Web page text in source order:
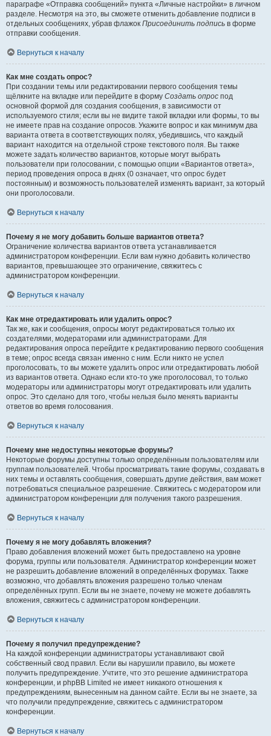
параграфе «Отправка сообщений» пункта «Личные настройки» в личном
разделе. Несмотря на это, вы сможете отменить добавление подписи в
отдельных сообщениях, убрав флажок Присоединить подпись в форме
отправки сообщения.
Вернуться к началу
Как мне создать опрос?
При создании темы или редактировании первого сообщения темы
щёлкните на вкладке или перейдите в форму Создать опрос под
основной формой для создания сообщения, в зависимости от
используемого стиля; если вы не видите такой вкладки или формы, то вы
не имеете прав на создание опросов. Укажите вопрос и как минимум два
варианта ответа в соответствующих полях, убедившись, что каждый
вариант находится на отдельной строке текстового поля. Вы также
можете задать количество вариантов, которые могут выбрать
пользователи при голосовании, с помощью опции «Вариантов ответа»,
период проведения опроса в днях (0 означает, что опрос будет
постоянным) и возможность пользователей изменять вариант, за который
они проголосовали.
Вернуться к началу
Почему я не могу добавить больше вариантов ответа?
Ограничение количества вариантов ответа устанавливается
администратором конференции. Если вам нужно добавить количество
вариантов, превышающее это ограничение, свяжитесь с
администратором конференции.
Вернуться к началу
Как мне отредактировать или удалить опрос?
Так же, как и сообщения, опросы могут редактироваться только их
создателями, модераторами или администраторами. Для
редактирования опроса перейдите к редактированию первого сообщения
в теме; опрос всегда связан именно с ним. Если никто не успел
проголосовать, то вы можете удалить опрос или отредактировать любой
из вариантов ответа. Однако если кто-то уже проголосовал, то только
модераторы или администраторы могут отредактировать или удалить
опрос. Это сделано для того, чтобы нельзя было менять варианты
ответов во время голосования.
Вернуться к началу
Почему мне недоступны некоторые форумы?
Некоторые форумы доступны только определённым пользователям или
группам пользователей. Чтобы просматривать такие форумы, создавать в
них темы и оставлять сообщения, совершать другие действия, вам может
потребоваться специальное разрешение. Свяжитесь с модератором или
администратором конференции для получения такого разрешения.
Вернуться к началу
Почему я не могу добавлять вложения?
Право добавления вложений может быть предоставлено на уровне
форума, группы или пользователя. Администратор конференции может
не разрешить добавление вложений в определённых форумах. Также
возможно, что добавлять вложения разрешено только членам
определённых групп. Если вы не знаете, почему не можете добавлять
вложения, свяжитесь с администратором конференции.
Вернуться к началу
Почему я получил предупреждение?
На каждой конференции администраторы устанавливают свой
собственный свод правил. Если вы нарушили правило, вы можете
получить предупреждение. Учтите, что это решение администратора
конференции, и phpBB Limited не имеет никакого отношения к
предупреждениям, вынесенным на данном сайте. Если вы не знаете, за
что получили предупреждение, свяжитесь с администратором
конференции.
Вернуться к началу